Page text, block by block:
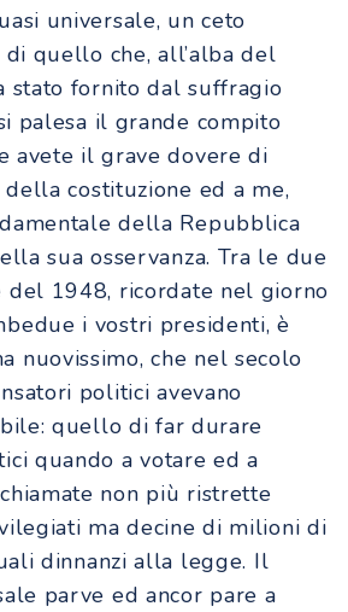
universale, un ceto
quello che, all’alba del
stato fornito dal suffragio
palesa il grande compito
avete il grave dovere di
costituzione ed a me,
della Repubblica
sua osservanza. Tra le due
del 1948, ricordate nel giorno
i vostri presidenti, è
nuovissimo, che nel secolo
politici avevano
quello di far durare
quando a votare ed a
non più ristrette
ma decine di milioni di
dinnanzi alla legge. Il
parve ed ancor pare a